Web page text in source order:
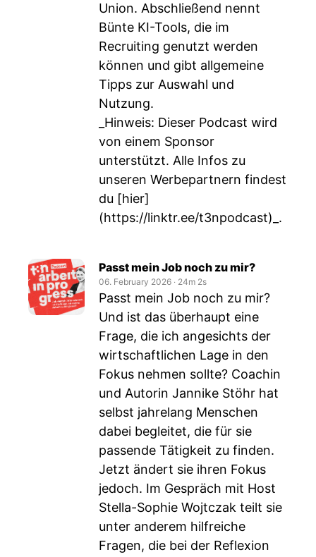
Union. Abschließend nennt
Bünte KI-Tools, die im
Recruiting genutzt werden
können und gibt allgemeine
Tipps zur Auswahl und
Nutzung.
_Hinweis: Dieser Podcast wird
von einem Sponsor
unterstützt. Alle Infos zu
unseren Werbepartnern findest
du [hier]
(https://linktr.ee/t3npodcast)_ .
Passt mein Job noch zu mir?
06. February 2026 ‧ 24m 2s
Passt mein Job noch zu mir?
Und ist das überhaupt eine
Frage, die ich angesichts der
wirtschaftlichen Lage in den
Fokus nehmen sollte? Coachin
und Autorin Jannike Stöhr hat
selbst jahrelang Menschen
dabei begleitet, die für sie
passende Tätigkeit zu finden.
Jetzt ändert sie ihren Fokus
jedoch. Im Gespräch mit Host
Stella-Sophie Wojtczak teilt sie
unter anderem hilfreiche
Fragen, die bei der Reflexion